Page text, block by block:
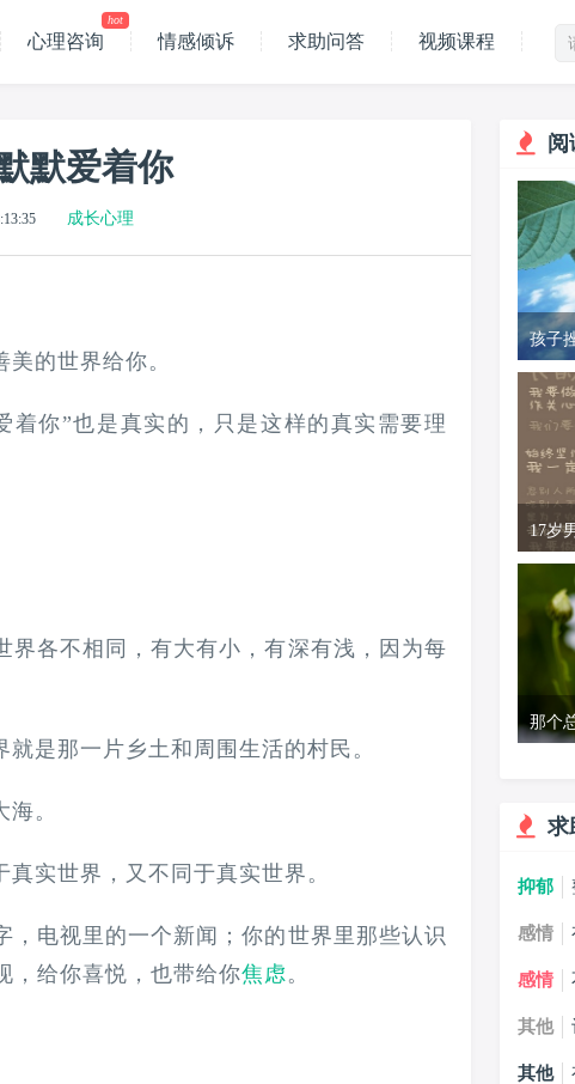
心理咨询
hot
情感倾诉 求助问答 视频课程
默爱着你
成长心理
的世界给你。
你”也是真实的，只是这样的真实需要理
各不相同，有大有小，有深有浅，因为每
是那一片乡土和周围生活的村民。
。
实世界，又不同于真实世界。
电视里的一个新闻；你的世界里那些认识
，给你喜悦，也带给你焦虑。
孩子挫折教
确方
17岁
同款
那个
求
抑郁
感情
感情
其他
其他